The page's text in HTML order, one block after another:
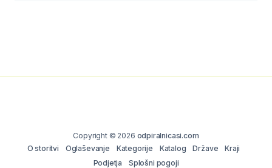
Copyright © 2026 odpiralnicasi.com
O storitvi
Oglaševanje Kategorije Katalog Države
Kraji
Podjetja
Splošni pogoji